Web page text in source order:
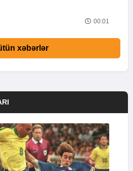
00:01
xəbərlər